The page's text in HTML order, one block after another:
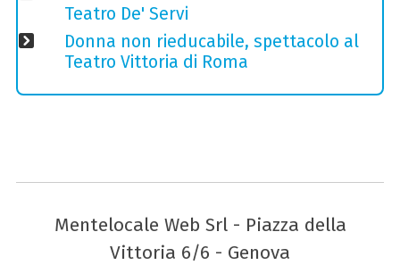
Teatro De' Servi
Donna non rieducabile, spettacolo al
Teatro Vittoria di Roma
Mentelocale Web Srl - Piazza della
Vittoria 6/6 - Genova